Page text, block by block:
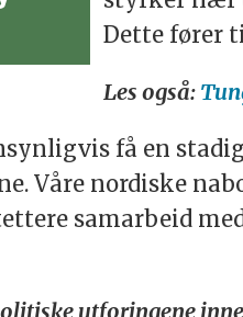
Dette fører
Les også:
få en
Våre nordiske
samarbeid
utforingene